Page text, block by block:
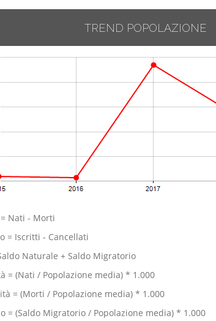
TREND POPOLAZIONE
Nati - Morti
= Iscritti - Cancellati
Naturale + Saldo Migratorio
= (Nati / Popolazione media) * 1.000
= (Morti / Popolazione media) * 1.000
= (Saldo Migratorio / Popolazione media) * 1.000